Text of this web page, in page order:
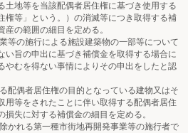
土地等を当該配偶者居住権に基づき使用する
権等」という。）の消滅等につき取得する補
の範囲の細目を定める。
の施行による施設建築物の一部等について
い旨の申出に基づき補償金を取得する場合に
やむを得ない事情によりその申出をしたと認
偶者居住権の目的となっている建物又はそ
用等をされたことに伴い取得する配偶者居住
失に対する補償金の細目を定める。
れる第一種市街地再開発事業等の施行者で